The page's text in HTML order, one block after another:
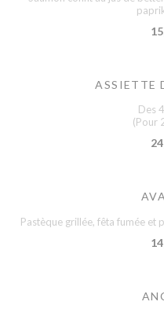
ASSIETTE
Des
(Pour
Pastèque grillée, fêta fumée et